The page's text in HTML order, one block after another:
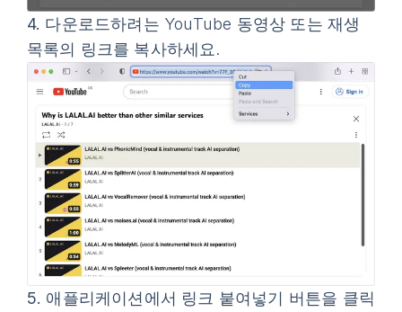
4. 다운로드하려는 YouTube 동영상 또는 재생
목록의 링크를 복사하세요.
5. 애플리케이션에서 링크 붙여넣기 버튼을 클릭